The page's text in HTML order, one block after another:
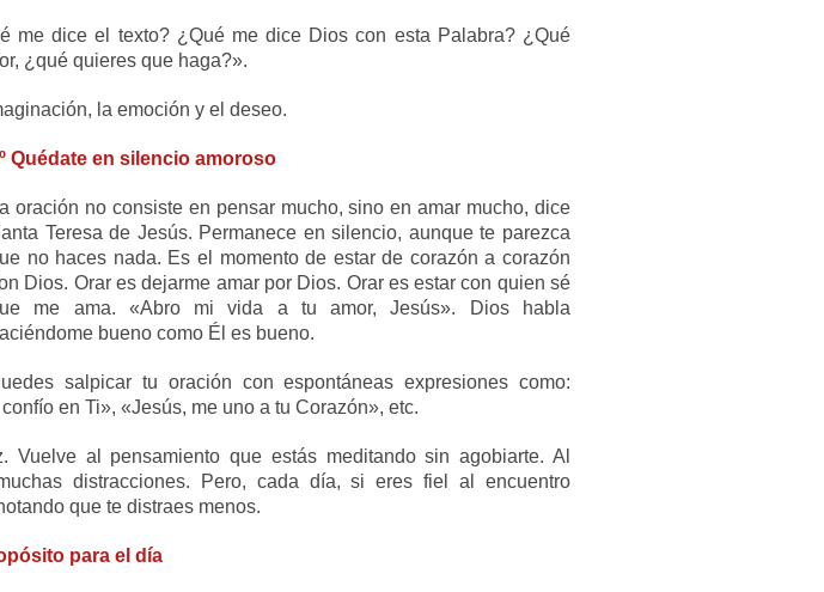
me dice el texto? ¿Qué me dice Dios con esta Palabra? ¿Qué
¿qué quieres que haga?».
la emoción y el deseo.
Quédate en silencio amoroso
oración no consiste en pensar mucho, sino en amar mucho, dice
Teresa de Jesús. Permanece en silencio, aunque te parezca
no haces nada. Es el momento de estar de corazón a corazón
Dios. Orar es dejarme amar por Dios. Orar es estar con quien sé
me ama. «Abro mi vida a tu amor, Jesús». Dios habla
bueno como Él es bueno.
salpicar tu oración con espontáneas expresiones como:
en Ti», «Jesús, me uno a tu Corazón», etc.
Vuelve al pensamiento que estás meditando sin agobiarte. Al
distracciones. Pero, cada día, si eres fiel al encuentro
que te distraes menos.
para el día